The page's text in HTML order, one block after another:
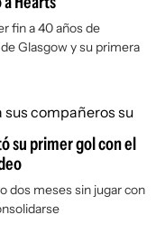
fin a 40 años de
Glasgow y su primera
su primer gol con el
dos meses sin jugar con